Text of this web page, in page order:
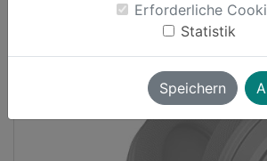
Erforderliche
Statistik
Speichern